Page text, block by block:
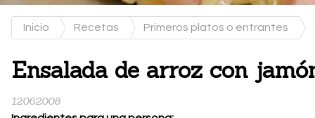
Inicio Recetas Primeros platos o entrantes
Ensalada de arroz con
12062008